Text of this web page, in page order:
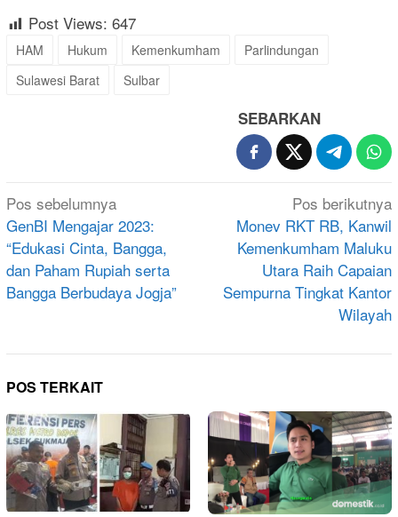
Post Views: 647
HAM Hukum Kemenkumham
Parlindungan
Sulawesi Barat
Sulbar
SEBARKAN
Navigasi
pos
Pos sebelumnya
GenBI Mengajar 2023:
“Edukasi Cinta, Bangga,
dan Paham Rupiah serta
Bangga Berbudaya Jogja”
Pos berikutnya
Monev RKT RB, Kanwil
Kemenkumham Maluku
Utara Raih Capaian
Sempurna Tingkat Kantor
Wilayah
POS TERKAIT